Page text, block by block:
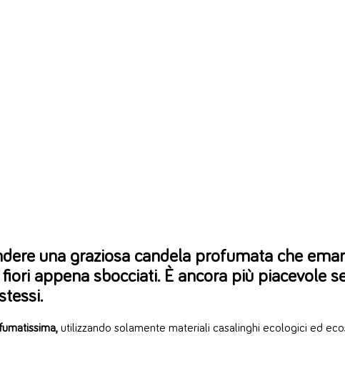
una graziosa candela profumata che
appena sbocciati. È ancora più piacevole
utilizzando solamente materiali casalinghi ecologici ed